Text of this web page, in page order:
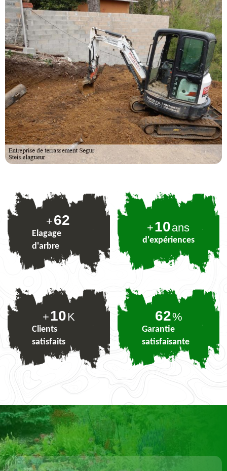
+75
Elagage
d'arbre
+10ans
d'expériences
+10K
Clients
satisfaits
75%
Garantie
satisfaisante